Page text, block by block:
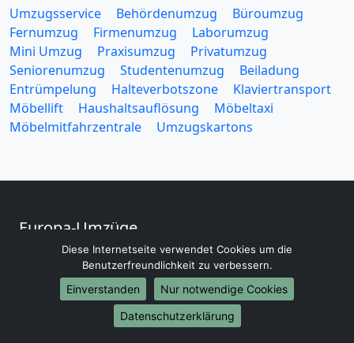
Umzugsservice Behördenumzug
Büroumzug
Fernumzug
Firmenumzug
Laborumzug
Mini Umzug
Praxisumzug
Privatumzug
Seniorenumzug
Studentenumzug
Beiladung
Entrümpelung
Halteverbotszone
Klaviertransport
Möbellift
Haushaltsauflösung
Möbeltaxi
Möbelmitfahrzentrale
Umzugskartons
Europa-Umzüge
Umzug von Aachen nach Belarus
Umzug von Aachen nach Belgien
Umzug von Aachen nach Bulgarien
Umzug von Aachen nach Dänemark
Umzug von Aachen nach England
Diese Internetseite verwendet Cookies um die
Benutzerfreundlichkeit zu verbessern.
Einverstanden
Nur notwendige Cookies
Datenschutzerklärung